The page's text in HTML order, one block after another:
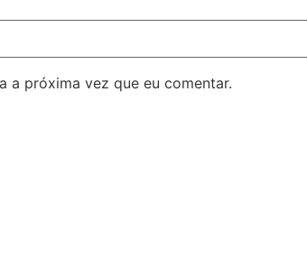
a próxima vez que eu comentar.